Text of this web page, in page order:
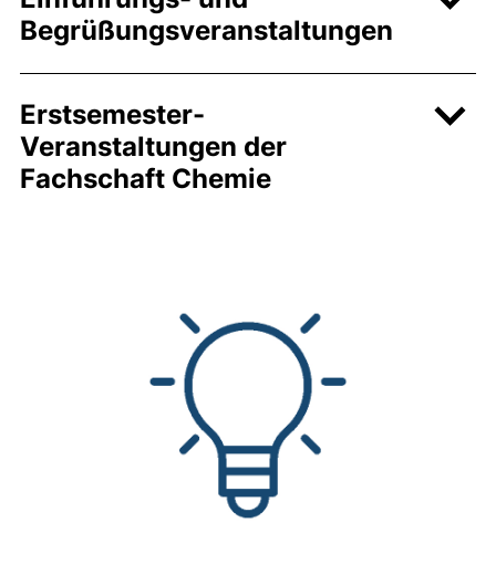
Begrüßungsveranstaltungen
Erstsemester-
Veranstaltungen der
Fachschaft Chemie